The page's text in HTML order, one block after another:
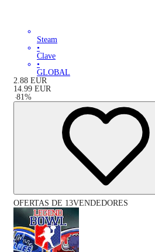
Steam
•
Clave
•
GLOBAL
2.88 EUR
14.99 EUR
-81%
OFERTAS DE 13VENDEDORES